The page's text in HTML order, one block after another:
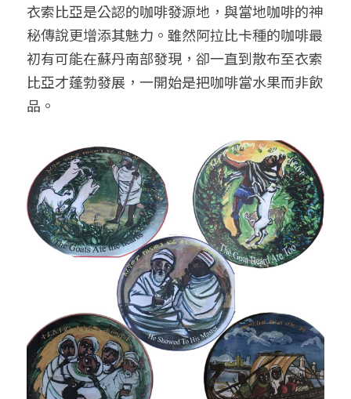
衣索比亞是公認的咖啡發源地，與當地咖啡的神
秘傳說更增添其魅力。雖然阿拉比卡種的咖啡最
初有可能在蘇丹南部發現，卻一直到散布至衣索
比亞才蓬勃發展，一開始是把咖啡當水果而非飲
品。